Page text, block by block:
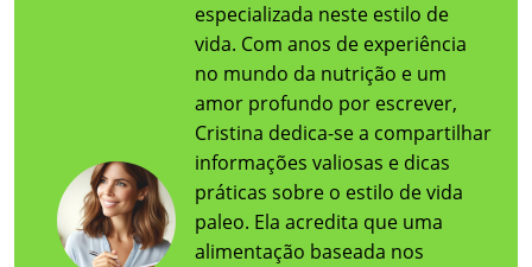
especializada neste estilo de
vida. Com anos de experiência
no mundo da nutrição e um
amor profundo por escrever,
Cristina dedica-se a compartilhar
informações valiosas e dicas
práticas sobre o estilo de vida
paleo. Ela acredita que uma
alimentação baseada nos